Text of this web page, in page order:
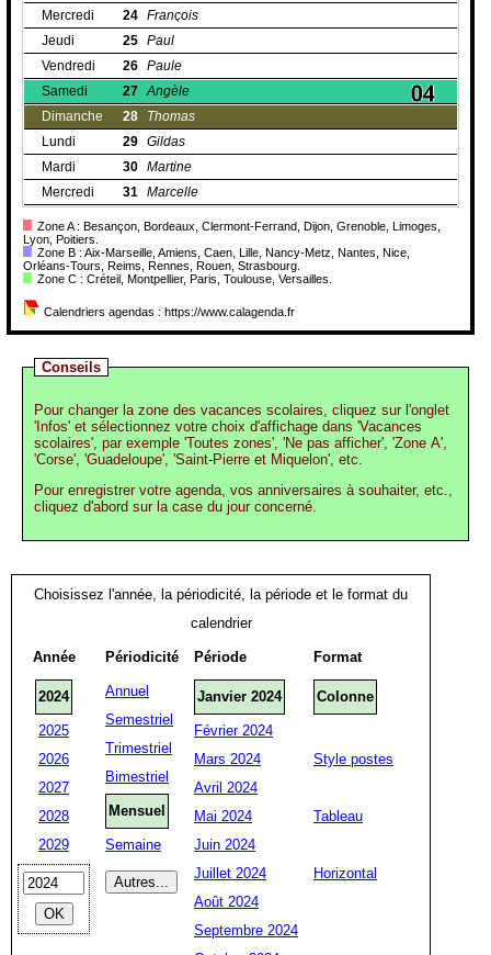
Mercredi
24 François
Jeudi
25 Paul
Vendredi
26 Paule
Samedi
27 Angèle
Dimanche
28
Thomas
Lundi
29 Gildas
Mardi
30 Martine
Mercredi
31 Marcelle
Zone A : Besançon, Bordeaux, Clermont-Ferrand, Dijon, Grenoble, Limoges,
Lyon, Poitiers.
Zone B : Aix-Marseille, Amiens, Caen, Lille, Nancy-Metz, Nantes, Nice,
Orléans-Tours, Reims, Rennes, Rouen, Strasbourg.
Zone C : Créteil, Montpellier, Paris, Toulouse, Versailles.
Calendriers agendas : https://www.calagenda.fr
Conseils
Pour changer la zone des vacances scolaires, cliquez sur l'onglet
'Infos' et sélectionnez votre choix d'affichage dans 'Vacances
scolaires', par exemple 'Toutes zones', 'Ne pas afficher', 'Zone A',
'Corse', 'Guadeloupe', 'Saint-Pierre et Miquelon', etc.
Pour enregistrer votre agenda, vos anniversaires à souhaiter, etc.,
cliquez d'abord sur la case du jour concerné.
Choisissez l'année, la périodicité, la période et le format du
calendrier
Année
2024
2025
2026
2027
2028
2029
Périodicité
Annuel
Semestriel
Trimestriel
Bimestriel
Mensuel
Semaine
Période
Janvier 2024
Février 2024
Mars 2024
Avril 2024
Mai 2024
Juin 2024
Juillet 2024
Août 2024
Septembre 2024
Format
Colonne
Style postes
Tableau
Horizontal